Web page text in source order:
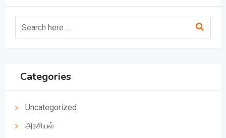
Categories
Uncategorized
அரசியல்